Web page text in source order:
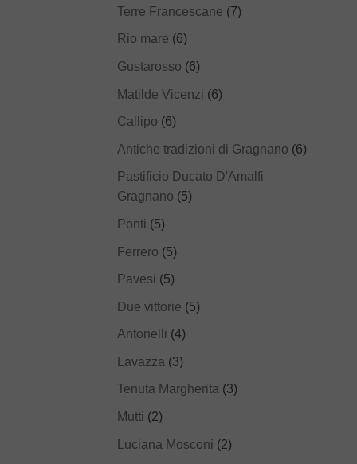
Terre Francescane (7)
Rio mare (6)
Gustarosso (6)
Matilde Vicenzi (6)
Callipo (6)
Antiche tradizioni di Gragnano (6)
Pastificio Ducato D'Amalfi
Gragnano (5)
Ponti (5)
Ferrero (5)
Pavesi (5)
Due vittorie (5)
Antonelli (4)
Lavazza (3)
Tenuta Margherita (3)
Mutti (2)
Luciana Mosconi (2)